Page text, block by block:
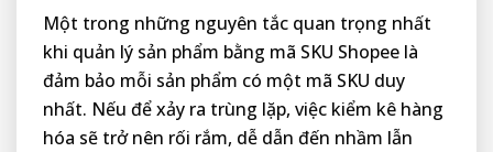
Một trong những nguyên tắc quan trọng nhất
khi quản lý sản phẩm bằng mã SKU Shopee là
đảm bảo mỗi sản phẩm có một mã SKU duy
nhất. Nếu để xảy ra trùng lặp, việc kiểm kê hàng
hóa sẽ trở nên rối rắm, dễ dẫn đến nhầm lẫn